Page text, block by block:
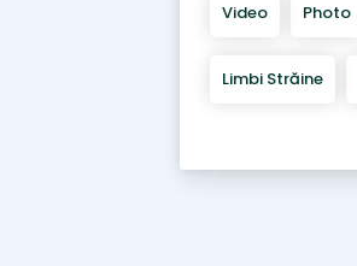
Video Photo
Limbi Străine